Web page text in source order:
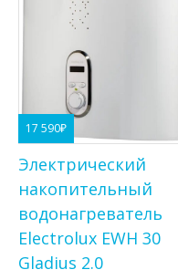
17 590₽
Электрический
накопительный
водонагреватель
Electrolux EWH 30
Gladius 2.0